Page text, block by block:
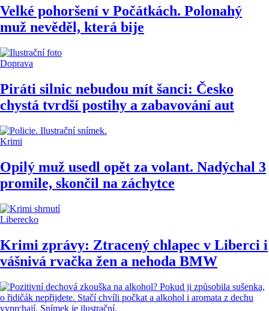
Velké pohoršení v Počátkách. Polonahý
muž nevěděl, která bije
Doprava
Piráti silnic nebudou mít šanci: Česko
chystá tvrdší postihy a zabavování aut
Krimi
Opilý muž usedl opět za volant. Nadýchal 3
promile, skončil na záchytce
Liberecko
Krimi zprávy: Ztracený chlapec v Liberci i
vášnivá rvačka žen a nehoda BMW